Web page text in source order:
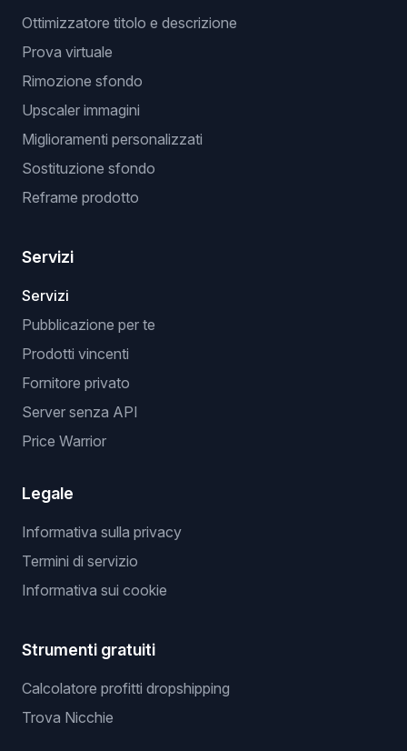
Ottimizzatore titolo e descrizione
Prova virtuale
Rimozione sfondo
Upscaler immagini
Miglioramenti personalizzati
Sostituzione sfondo
Reframe prodotto
Servizi
Servizi
Pubblicazione per te
Prodotti vincenti
Fornitore privato
Server senza API
Price Warrior
Legale
Informativa sulla privacy
Termini di servizio
Informativa sui cookie
Strumenti gratuiti
Calcolatore profitti dropshipping
Trova Nicchie